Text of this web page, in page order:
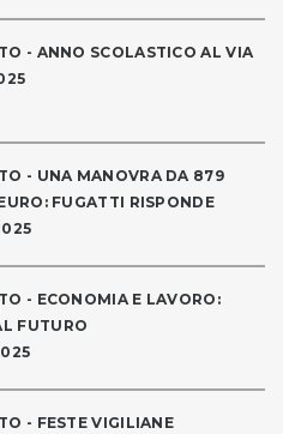
- ANNO SCOLASTICO AL VIA
- UNA MANOVRA DA 879
FUGATTI RISPONDE
- ECONOMIA E LAVORO:
FUTURO
- FESTE VIGILIANE